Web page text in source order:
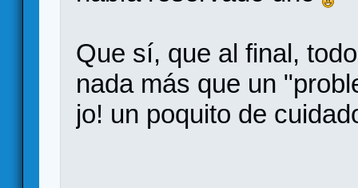
Que sí, que al final,
nada más que un
jo! un poquito de